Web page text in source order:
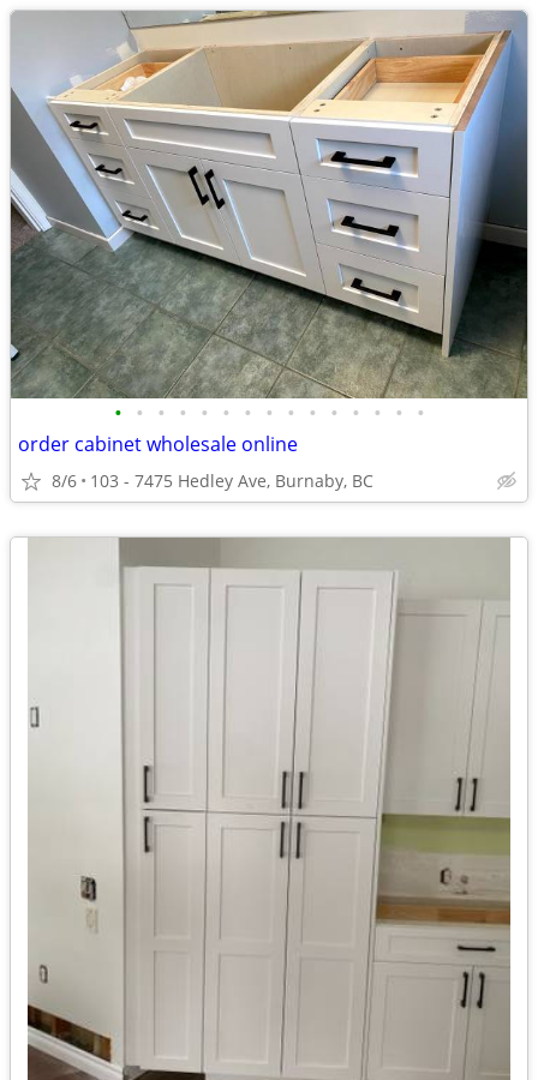
• • • • • • • • • • • • • • •
order cabinet wholesale online
8/6 103 - 7475 Hedley Ave, Burnaby, BC